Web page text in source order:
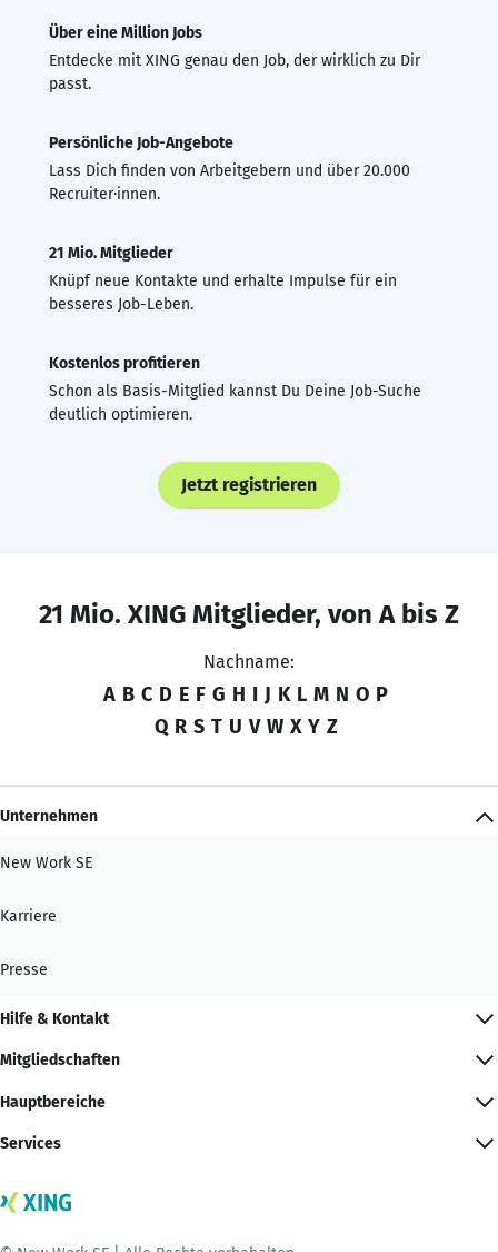
Über eine Million Jobs
Entdecke mit XING genau den Job, der wirklich zu Dir
passt.
Persönliche Job-Angebote
Lass Dich finden von Arbeitgebern und über 20.000
Recruiter·innen.
21 Mio. Mitglieder
Knüpf neue Kontakte und erhalte Impulse für ein
besseres Job-Leben.
Kostenlos profitieren
Schon als Basis-Mitglied kannst Du Deine Job-Suche
deutlich optimieren.
Jetzt registrieren
21 Mio. XING Mitglieder, von A bis Z
Nachname:
A B C D E F G H I J K L M N O P
Q R S T U V W X Y Z
Unternehmen
New Work SE
Karriere
Presse
Hilfe & Kontakt
Mitgliedschaften
Hauptbereiche
Services